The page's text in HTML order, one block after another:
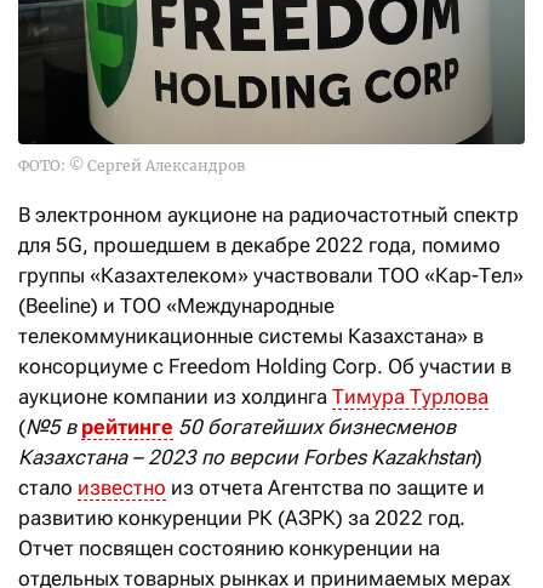
ФОТО: © Сергей Александров
В электронном аукционе на радиочастотный спектр
для 5G, прошедшем в декабре 2022 года, помимо
группы «Казахтелеком» участвовали ТОО «Кар-Тел»
(Beeline) и ТОО «Международные
телекоммуникационные системы Казахстана» в
консорциуме с Freedom Holding Corp. Об участии в
аукционе компании из холдинга Тимура Турлова
(№5 в рейтинге 50 богатейших бизнесменов
Казахстана – 2023 по версии Forbes Kazakhstan)
стало известно из отчета Агентства по защите и
развитию конкуренции РК (АЗРК) за 2022 год.
Отчет посвящен состоянию конкуренции на
отдельных товарных рынках и принимаемых мерах